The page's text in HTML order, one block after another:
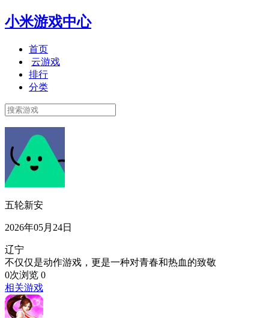
小米游戏中心
首页
云游戏
排行
分类
五轮新安
2026年05月24日
辽宁
不仅仅是动作游戏，更是一种对青春和热血的致敬
0次浏览 0
相关游戏